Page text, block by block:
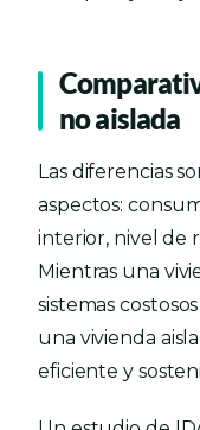
no aislada
Las diferencias
aspectos:
interior, nivel de
Mientras una
sistemas
una vivienda
eficiente y